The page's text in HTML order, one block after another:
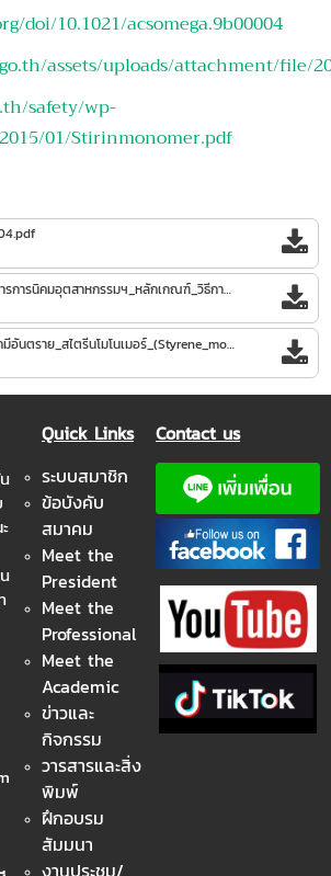
doi/10.1021/acsomega.9b00004
assets/uploads/attachment/file/
safety/wp-
01/Stirinmonomer.pdf
ข้อบังคับคณะกรรมการการนิคมอุตสาหกรรมฯ_หลักเกณฑ์_วิธีการ_และเงื่อนไขในการประกอบกิจการ_(ฉ.๔)_พ.ศ._๒๕๕๙.pdf
คู่มือการจัดการสารเคมีอันตราย_สไตรีนโมโนเมอร์_(Styrene_monomer).pdf
Quick Links
ระบบสมาชิก
ข้อบังคับ
สมาคม
Meet the
President
Meet the
Professional
Meet the
Academic
ข่าวและ
กิจกรรม
วารสารและสิ่ง
พิมพ์
ฝึกอบรม
สัมมนา
งานประชุม/
Contact us